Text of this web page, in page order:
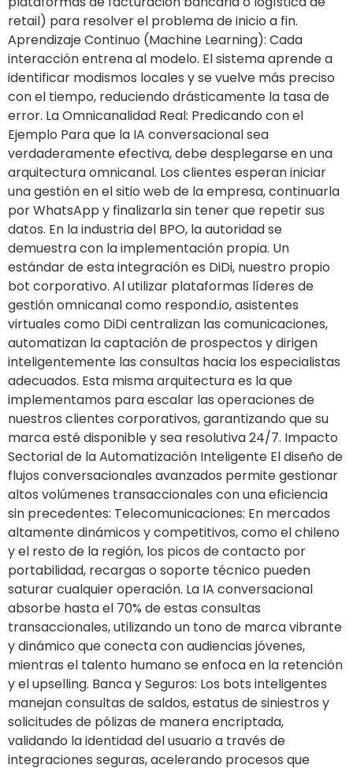
retail) para resolver el problema de inicio a fin.
Aprendizaje Continuo (Machine Learning): Cada
interacción entrena al modelo. El sistema aprende a
identificar modismos locales y se vuelve más preciso
con el tiempo, reduciendo drásticamente la tasa de
error. La Omnicanalidad Real: Predicando con el
Ejemplo Para que la IA conversacional sea
verdaderamente efectiva, debe desplegarse en una
arquitectura omnicanal. Los clientes esperan iniciar
una gestión en el sitio web de la empresa, continuarla
por WhatsApp y finalizarla sin tener que repetir sus
datos. En la industria del BPO, la autoridad se
demuestra con la implementación propia. Un
estándar de esta integración es DiDi, nuestro propio
bot corporativo. Al utilizar plataformas líderes de
gestión omnicanal como respond.io, asistentes
virtuales como DiDi centralizan las comunicaciones,
automatizan la captación de prospectos y dirigen
inteligentemente las consultas hacia los especialistas
adecuados. Esta misma arquitectura es la que
implementamos para escalar las operaciones de
nuestros clientes corporativos, garantizando que su
marca esté disponible y sea resolutiva 24/7. Impacto
Sectorial de la Automatización Inteligente El diseño de
flujos conversacionales avanzados permite gestionar
altos volúmenes transaccionales con una eficiencia
sin precedentes: Telecomunicaciones: En mercados
altamente dinámicos y competitivos, como el chileno
y el resto de la región, los picos de contacto por
portabilidad, recargas o soporte técnico pueden
saturar cualquier operación. La IA conversacional
absorbe hasta el 70% de estas consultas
transaccionales, utilizando un tono de marca vibrante
y dinámico que conecta con audiencias jóvenes,
mientras el talento humano se enfoca en la retención
y el upselling. Banca y Seguros: Los bots inteligentes
manejan consultas de saldos, estatus de siniestros y
solicitudes de pólizas de manera encriptada,
validando la identidad del usuario a través de
integraciones seguras, acelerando procesos que